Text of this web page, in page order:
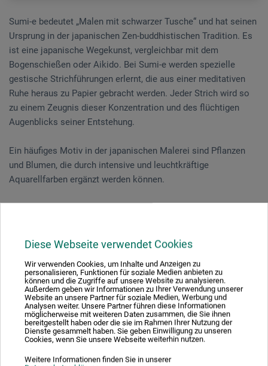
Diese Webseite verwendet Cookies
Wir verwenden Cookies, um Inhalte und Anzeigen zu
personalisieren, Funktionen für soziale Medien anbieten zu
können und die Zugriffe auf unsere Website zu analysieren.
Außerdem geben wir Informationen zu Ihrer Verwendung unserer
Website an unsere Partner für soziale Medien, Werbung und
Analysen weiter. Unsere Partner führen diese Informationen
möglicherweise mit weiteren Daten zusammen, die Sie ihnen
bereitgestellt haben oder die sie im Rahmen Ihrer Nutzung der
Dienste gesammelt haben. Sie geben Einwilligung zu unseren
Cookies, wenn Sie unsere Webseite weiterhin nutzen.
Weitere Informationen finden Sie in unserer
Sumi-e bedeutet „Malen mit schwarzer Tusche“ und hat seinen
Ursprung in der japanischen Zen-buddhistischen Tradition. Es
ist eine japanische Wegekunst, vergleichbar mit dem
Bogenschießen oder Aikido. Bei Sumi-e werden spezielle
gestische Strichführungen erlernt, die aus einer meditativen
Ruhe heraus zu Papier gebracht werden. Jeder Strich wird so
zu einem Zeugnis dieser Konzentration und des flüchtigen
Augenblicks seiner Entstehung.
Ein häufiges Motiv in der japanischen Malerei sind Pflanzen
und Blumen, die durch intensive und leuchtkräftige
Aquarellfarben ergänzt werden können.
philosophischen Hintergründe dieser Malerei ein.
Veranstaltungsdatum
27. Jun. 2026
10:30 - 15:30 Uhr